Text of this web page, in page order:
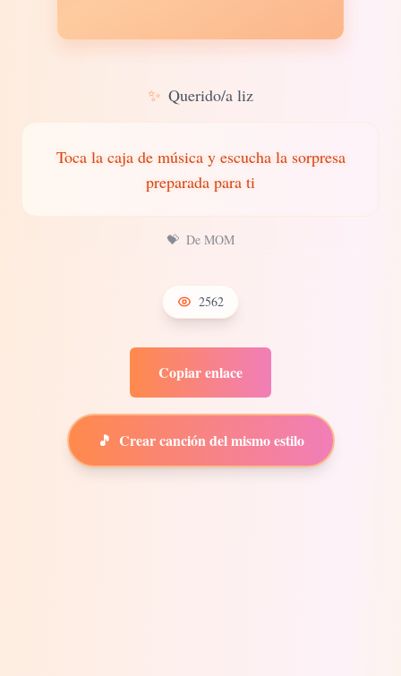
✨ Querido/a liz
Toca la caja de música y escucha la sorpresa
preparada para ti
💝 De MOM
2562
Copiar enlace
🎵 Crear canción del mismo estilo